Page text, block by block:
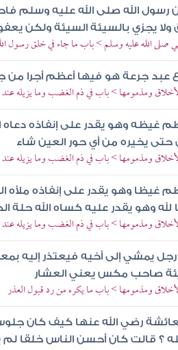
رسول الله صلى الله عليه وسلم
ولا يجزي بالسيئة السيئة ولكن
صلى الله عليه وسلم > باب ما جاء في خلق رسول
عبد جرعة هو فيها أعظم أجرا من
ومذمومها > باب في ذم الغضب وما يزيله عند
غيظه وهو يقدر على إنفاذه دعاه
حتى يخيره من أي حور العين شاء
ومذمومها > باب في ذم الغضب وما يزيله عند
غيظا وهو يقدر على إنفاذه ملأه
لله وهو يقدر عليه كساه الله حلة
ومذمومها > باب في ذم الغضب وما يزيله عند
يمشي إلى أخيه فيعتذر إليه
صاحب مكس يعني العشار
ومذمومها > باب ما يكره من رد قبول العذر
رضي الله عنها كيف كان
؟ قالت كان أحسن الناس خلقا لم